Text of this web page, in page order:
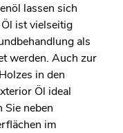
lassen sich
ist vielseitig
als
werden. Auch zur
in den
Öl ideal
Sie neben
im